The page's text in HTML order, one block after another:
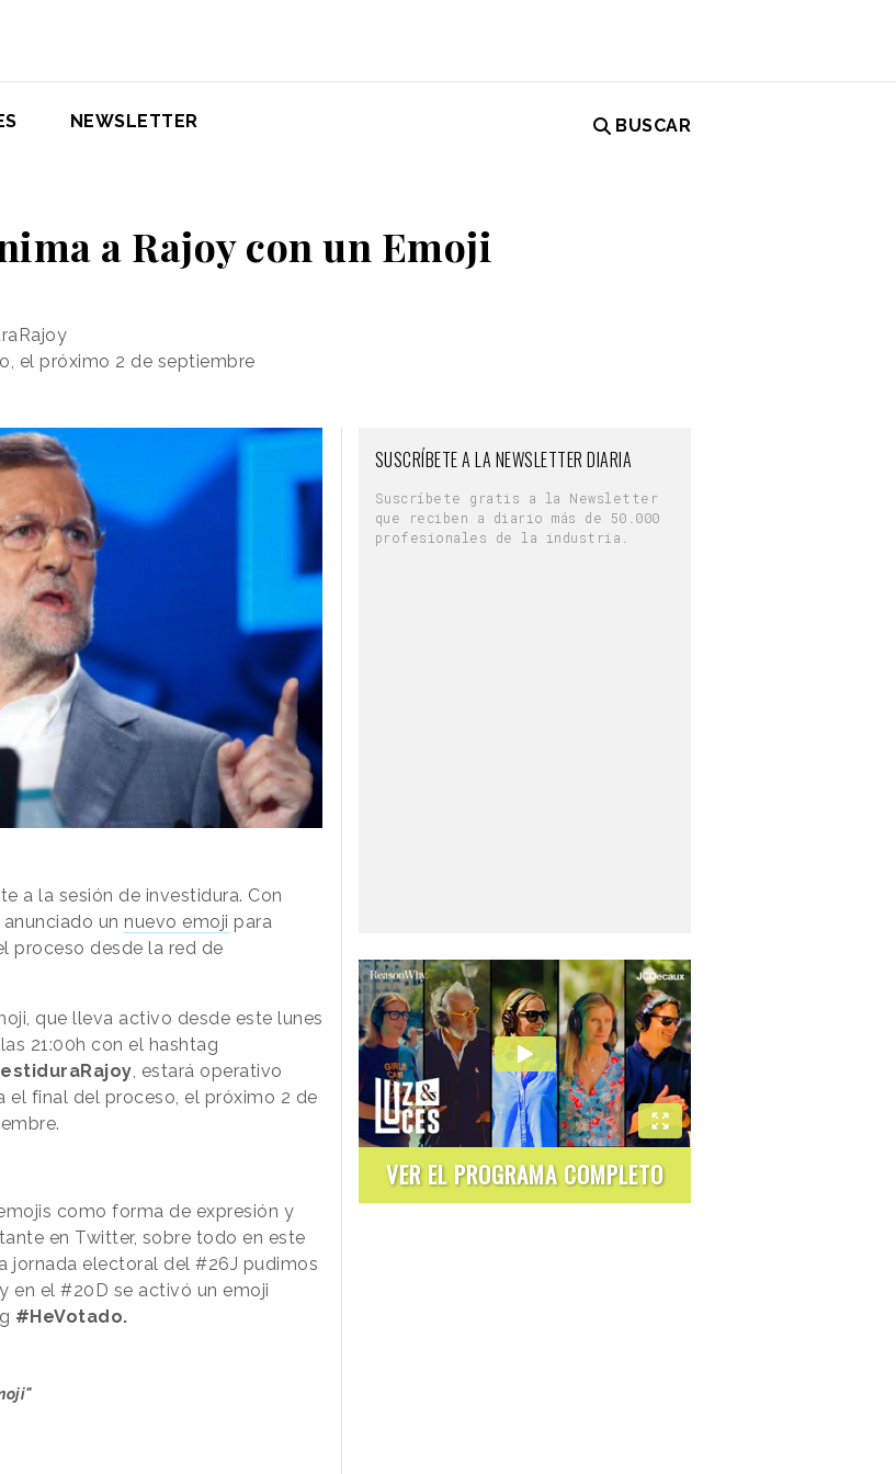
NEWSLETTER BUSCAR
a Rajoy con un Emoji
el próximo 2 de septiembre
a la sesión de investidura. Con
un nuevo emoji para
proceso desde la red de
que lleva activo desde este lunes
21:00h con el hashtag
, estará operativo
el final del proceso, el próximo 2 de
como forma de expresión y
en Twitter, sobre todo en este
jornada electoral del #26J pudimos
en el #20D se activó un emoji
#HeVotado.
SUSCRÍBETE A LA NEWSLETTER DIARIA
Suscríbete gratis a la Newsletter
que reciben a diario más de 50.000
profesionales de la industria.
VER EL PROGRAMA COMPLETO